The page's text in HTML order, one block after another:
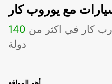
مع يوروب كار
كار في اكثر من 140
دولة